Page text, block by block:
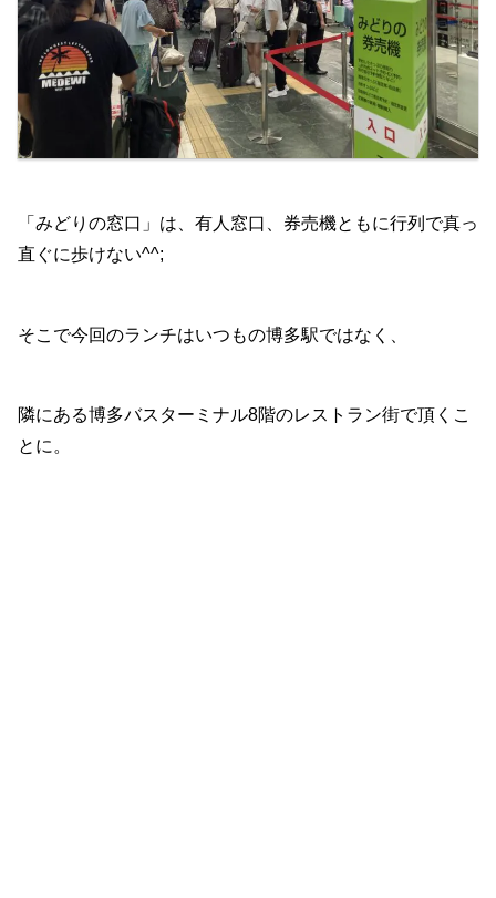
「みどりの窓口」は、有人窓口、券売機ともに行列で真っ
直ぐに歩けない^^;
そこで今回のランチはいつもの博多駅ではなく、
隣にある博多バスターミナル8階のレストラン街で頂くこ
とに。